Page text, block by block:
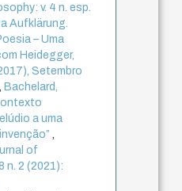
v. 4 n. esp.
Aufklärung.
– Uma
Heidegger,
Setembro
Bachelard,
a uma
,
of
n. 2 (2021):